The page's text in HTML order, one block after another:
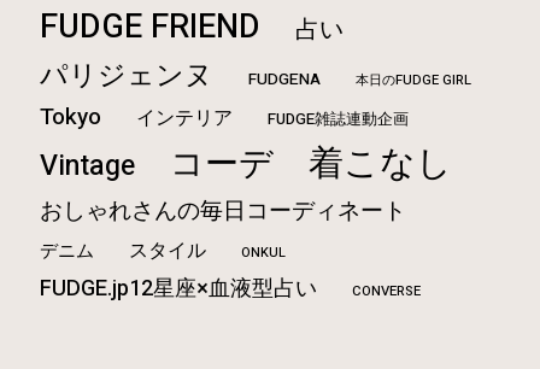
FUDGE FRIEND 占い
パリジェンヌ FUDGENA 本日のFUDGE GIRL
Tokyo インテリア FUDGE雑誌連動企画
Vintage コーデ 着こなし
おしゃれさんの毎日コーディネート
デニム スタイル ONKUL
FUDGE.jp12星座×血液型占い CONVERSE